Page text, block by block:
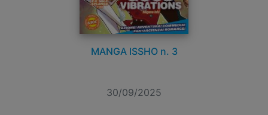
MANGA ISSHO n. 3
30/09/2025